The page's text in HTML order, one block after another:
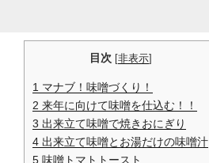
目次 [非表示]
1 マナブ！味噌づくり！
2 来年に向けて味噌を仕込む！！
3 出来立て味噌で焼きおにぎり
4 出来立て味噌とお湯だけの味噌汁
5 味噌トマトトースト